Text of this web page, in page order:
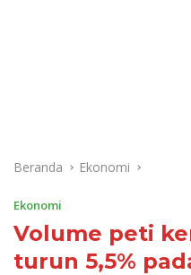
Beranda Ekonomi
Ekonomi
Volume peti
turun 5,5%